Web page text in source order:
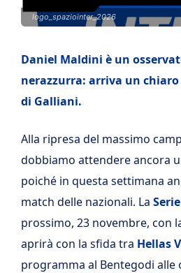
logo_spaziointer_2026
Daniel Maldini è un
nerazzurra: arriva un
di Galliani.
Alla ripresa del massimo
dobbiamo attendere ancora
poiché in questa settimana
match delle nazionali. La
prossimo, 23 novembre, con
aprirà con la sfida tra Hellas
programma al Bentegodi alle